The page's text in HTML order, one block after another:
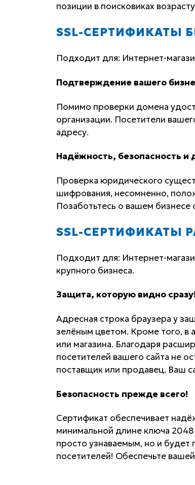
позиции в поисковиках
SSL-СЕРТИФИКАТЫ
Подходит для: Интернет-
Подтверждение вашего
Помимо проверки домена
организации. Посетители
адресу.
Надёжность, безопасность и
Проверка юридического
шифрования, несомненно,
Позаботьтесь о вашем бизнесе
SSL-СЕРТИФИКАТЫ
Подходит для: Интернет-
крупного бизнеса.
Защита, которую видно сразу!
Адресная строка браузера у
зелёным цветом. Кроме того, в
или магазина. Благодаря
посетителей вашего сайта не
поставщик или продавец. Ваш
Безопасность прежде всего!
Сертификат обеспечивает
минимальной длине ключа 2048
просто узнаваемым, но и
посетителей! Обеспечьте